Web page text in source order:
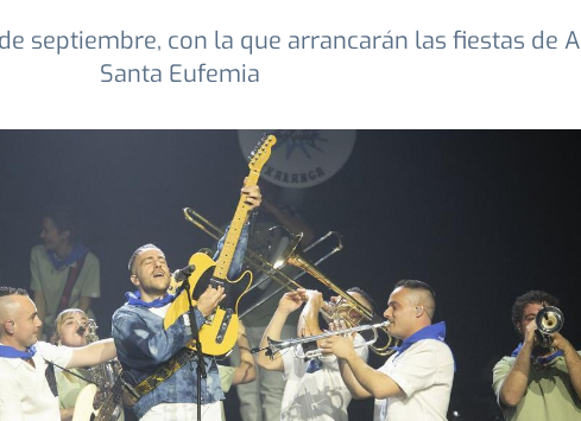
septiembre, con la que arrancarán las fiestas de
Santa Eufemia